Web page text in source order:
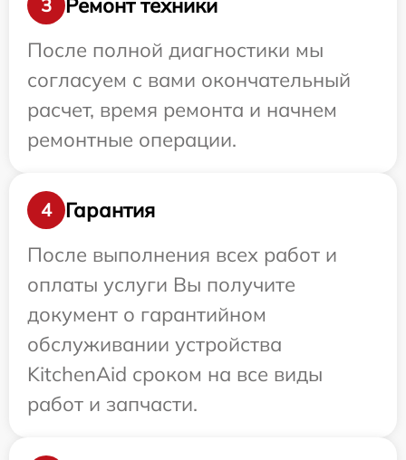
3
После полной диагностики мы
согласуем с вами окончательный
расчет, время ремонта и начнем
ремонтные операции.
4
Гарантия
После выполнения всех работ и
оплаты услуги Вы получите
документ о гарантийном
обслуживании устройства
KitchenAid сроком на все виды
работ и запчасти.